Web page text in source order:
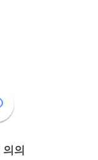
의